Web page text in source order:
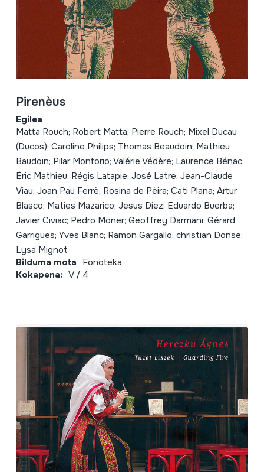
Pirenèus
Egilea
Matta Rouch; Robert Matta; Pierre Rouch; Mixel Ducau
(Ducos); Caroline Philips; Thomas Beaudoin; Mathieu
Baudoin; Pilar Montorio; Valérie Védère; Laurence Bénac;
Éric Mathieu; Régis Latapie; José Latre; Jean-Claude
Viau; Joan Pau Ferrè; Rosina de Pèira; Cati Plana; Artur
Blasco; Maties Mazarico; Jesus Diez; Eduardo Buerba;
Javier Civiac; Pedro Moner; Geoffrey Darmani; Gérard
Garrigues; Yves Blanc; Ramon Gargallo; christian Donse;
Lysa Mignot
Bilduma mota Fonoteka
Kokapena: V / 4